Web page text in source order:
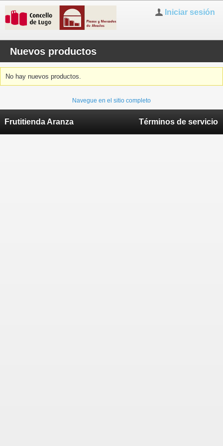
Iniciar sesión
Nuevos productos
No hay nuevos productos.
Navegue en el sitio completo
Frutitienda Aranza Términos de servicio